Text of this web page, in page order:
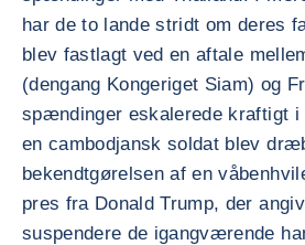
har de to lande stridt om deres
blev fastlagt ved en aftale
(dengang Kongeriget Siam) og
spændinger eskalerede kraftigt i
en cambodjansk soldat blev
bekendtgørelsen af en
pres fra Donald Trump, der
suspendere de igangværende